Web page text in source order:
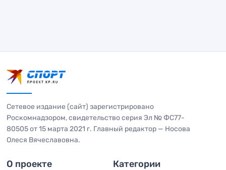
Сетевое издание (сайт) зарегистрировано
Роскомнадзором, свидетельство серия Эл № ФС77-
80505 от 15 марта 2021 г. Главный редактор — Носова
Олеся Вячеславовна.
О проекте Категории